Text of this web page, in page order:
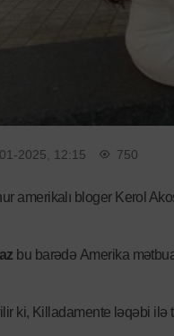
2025, 12:15 750
amerikalı bloger Kerol
bu barədə Amerika
ki, Killadamente ləqəbi ilə